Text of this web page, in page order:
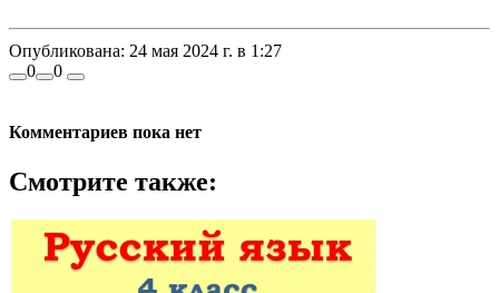
Опубликована: 24 мая 2024 г. в 1:27
0
0
Комментариев пока нет
Смотрите также: